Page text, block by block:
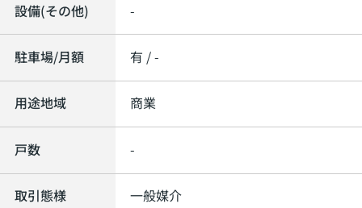
設備(その他) -
駐車場/月額 有 / -
用途地域 商業
戸数 -
取引態様 一般媒介